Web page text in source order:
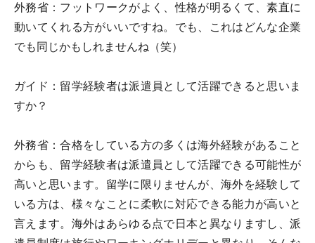
外務省： フットワークがよく、性格が明るくて、素直に
動いてくれる方がいいですね。でも、これはどんな企業
でも同じかもしれませんね（笑）
ガイド： 留学経験者は派遣員として活躍できると思いま
すか？
外務省：合格をしている方の多くは海外経験があること
からも、留学経験者は派遣員として活躍できる可能性が
高いと思います。留学に限りませんが、海外を経験して
いる方は、様々なことに柔軟に対応できる能力が高いと
言えます。海外はあらゆる点で日本と異なりますし、派